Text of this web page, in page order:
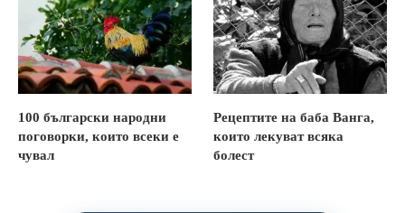
100 български народни
поговорки, които всеки е
чувал
Рецептите на баба Ванга,
които лекуват всяка
болест